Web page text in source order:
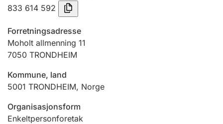
Tinglysing
Jeger
Ektepaktveileder
833 614 592
Forretningsadresse
Moholt allmenning 11
7050 TRONDHEIM
Kommune, land
5001 TRONDHEIM, Norge
Organisasjonsform
Enkeltpersonforetak